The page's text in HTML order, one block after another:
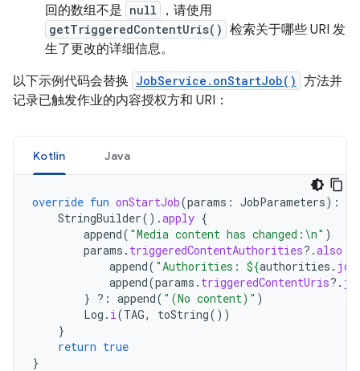
回的数组不是 null ，请使用
getTriggeredContentUris() 检索关于哪些 URI 发
生了更改的详细信息。
以下示例代码会替换 JobService.onStartJob() 方法并
记录已触发作业的内容授权方和 URI：
Kotlin Java
override fun onStartJob(params : JobParameters):
StringBuilder().apply {
append( "Media content has changed:\n" )
params . triggeredContentAuthorities?.also
append( "Authorities: ${authorities .
append(params . triggeredContentUris?.
} ?: append( "(No content)" )
Log . i(TAG, toString())
}
return true
}